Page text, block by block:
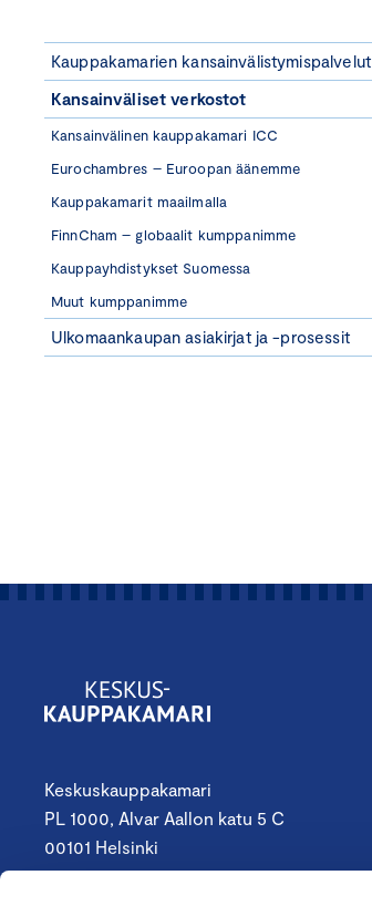
Kauppakamarien kansainvälistymispalvelut
Kansainväliset verkostot
Kansainvälinen kauppakamari ICC
Eurochambres – Euroopan äänemme
Kauppakamarit maailmalla
FinnCham – globaalit kumppanimme
Kauppayhdistykset Suomessa
Muut kumppanimme
Ulkomaankaupan asiakirjat ja -prosessit
Keskuskauppakamari
PL 1000, Alvar Aallon katu 5 C
00101 Helsinki